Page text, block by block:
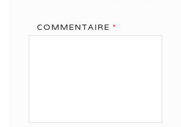
COMMENTAIRE *